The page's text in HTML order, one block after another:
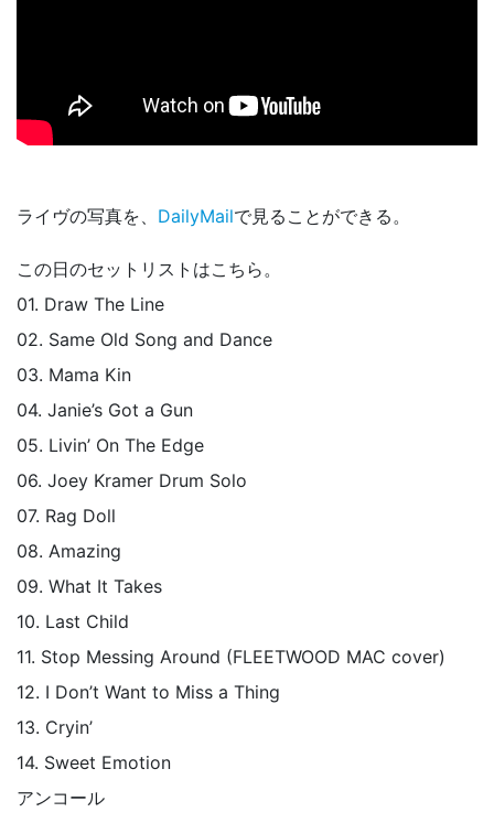
ライヴの写真を、 DailyMailで見ることができる。
この日のセットリストはこちら。
01. Draw The Line
02. Same Old Song and Dance
03. Mama Kin
04. Janie’s Got a Gun
05. Livin’ On The Edge
06. Joey Kramer Drum Solo
07. Rag Doll
08. Amazing
09. What It Takes
10. Last Child
11. Stop Messing Around (FLEETWOOD MAC cover)
12. I Don’t Want to Miss a Thing
13. Cryin’
14. Sweet Emotion
アンコール